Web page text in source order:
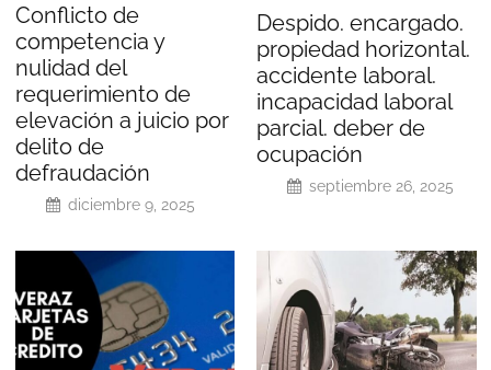
Conflicto de
competencia y
nulidad del
requerimiento de
elevación a juicio por
delito de
defraudación
diciembre 9, 2025
Despido. encargado.
propiedad horizontal.
accidente laboral.
incapacidad laboral
parcial. deber de
ocupación
septiembre 26, 2025